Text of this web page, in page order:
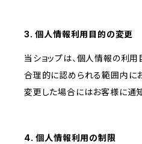
3. 個人情報利用目的の変更
当ショップは、個人情報の利
合理的に認められる範囲内に
変更した場合にはお客様に通
4. 個人情報利用の制限